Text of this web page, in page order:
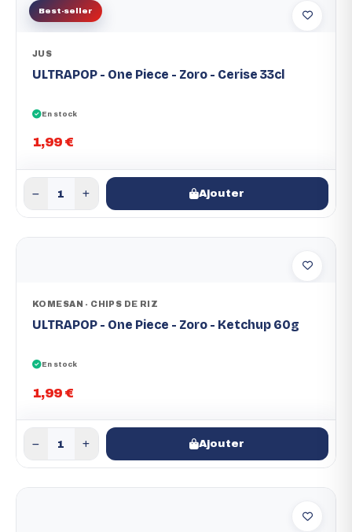
Best-seller
JUS
ULTRAPOP - One Piece - Zoro - Cerise 33cl
En stock
1,99 €
Ajouter
KOMESAN - CHIPS DE RIZ
ULTRAPOP - One Piece - Zoro - Ketchup 60g
En stock
1,99 €
Ajouter